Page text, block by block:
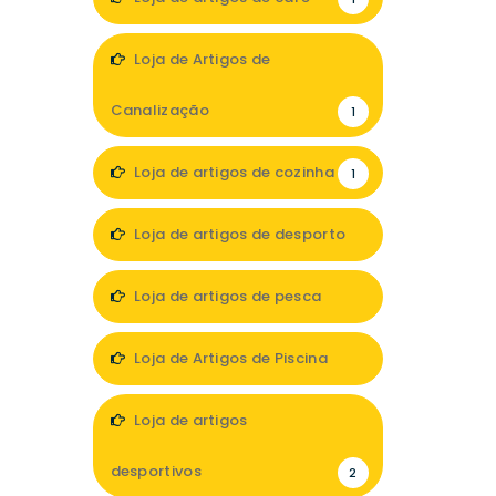
Loja de Artigos de
Canalização 1
Loja de artigos de cozinha 1
Loja de artigos de desporto
Loja de artigos de pesca
Loja de Artigos de Piscina
Loja de artigos
desportivos 2